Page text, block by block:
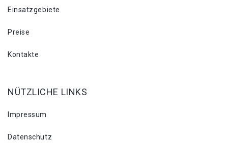
Einsatzgebiete
Preise
Kontakte
NÜTZLICHE LINKS
Impressum
Datenschutz